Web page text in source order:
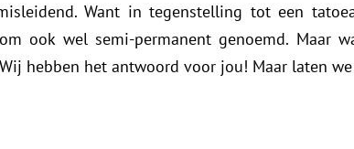
Want in tegenstelling tot een
ook wel semi-permanent genoemd. Maar
hebben het antwoord voor jou! Maar laten